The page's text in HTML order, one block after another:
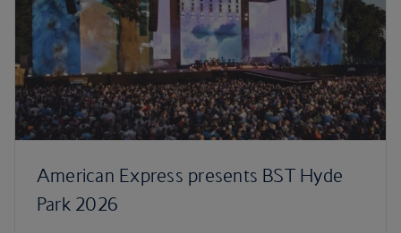
American Express presents BST Hyde
Park 2026